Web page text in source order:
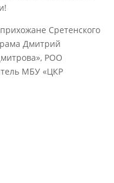
Сретенского
Дмитрий
РОО
МБУ «ЦКР